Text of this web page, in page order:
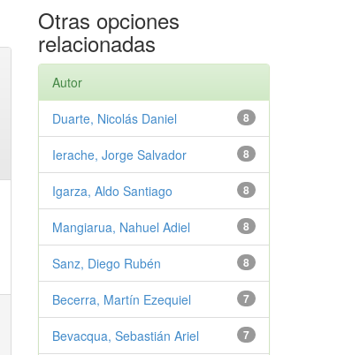
Otras opciones
relacionadas
Autor
8
Duarte, Nicolás Daniel
8
Ierache, Jorge Salvador
8
Igarza, Aldo Santiago
8
Mangiarua, Nahuel Adiel
8
Sanz, Diego Rubén
7
Becerra, Martín Ezequiel
7
Bevacqua, Sebastián Ariel